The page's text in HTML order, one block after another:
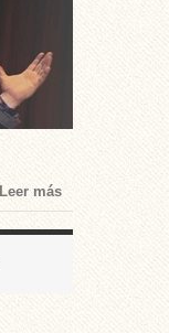
Leer más